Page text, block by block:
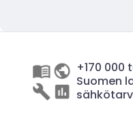
+170
Suomen